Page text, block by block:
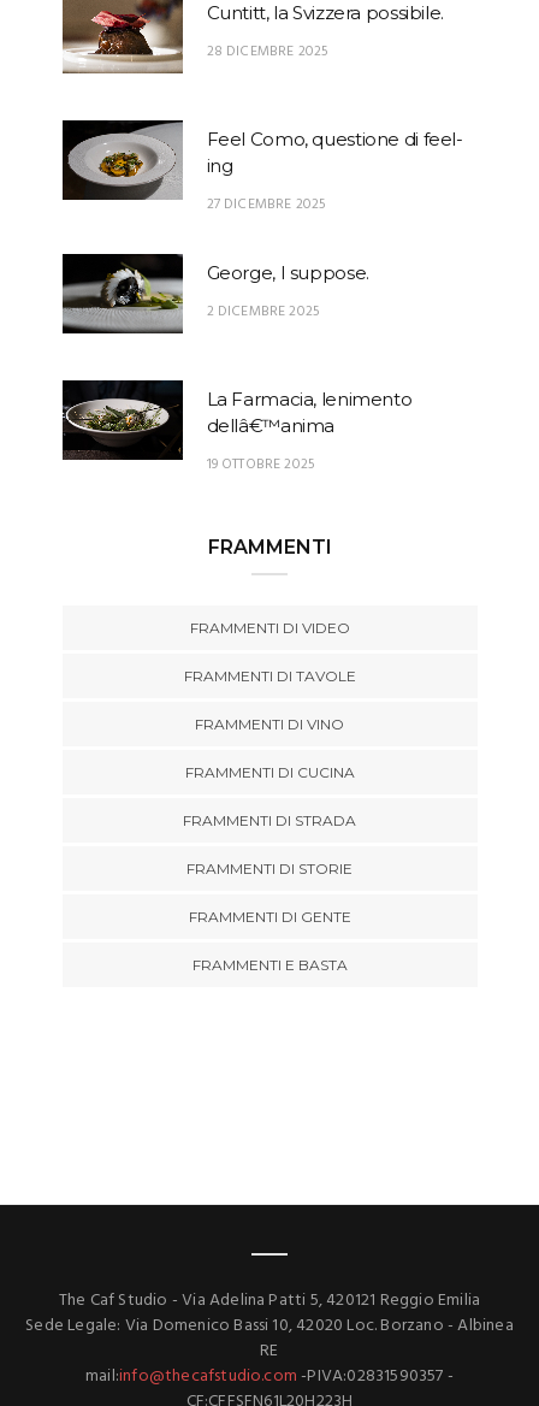
Cuntitt, la Svizzera possibile.
28 DICEMBRE 2025
Feel Como, questione di feel-
ing
27 DICEMBRE 2025
George, I suppose.
2 DICEMBRE 2025
La Farmacia, lenimento
dellâ€™anima
19 OTTOBRE 2025
FRAMMENTI
FRAMMENTI DI VIDEO
FRAMMENTI DI TAVOLE
FRAMMENTI DI VINO
FRAMMENTI DI CUCINA
FRAMMENTI DI STRADA
FRAMMENTI DI STORIE
FRAMMENTI DI GENTE
FRAMMENTI E BASTA
The Caf Studio - Via Adelina Patti 5, 420121 Reggio Emilia
Sede Legale: Via Domenico Bassi 10, 42020 Loc. Borzano - Albinea
RE
mail:info@thecafstudio.com-PIVA:02831590357 -